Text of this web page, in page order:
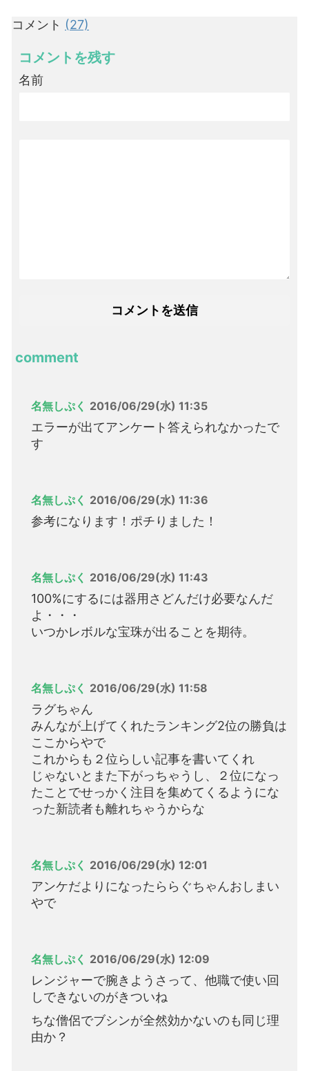
コメント (27)
コメントを残す
名前
comment
名無しぷく 2016/06/29(水) 11:35
エラーが出てアンケート答えられなかったで
す
名無しぷく 2016/06/29(水) 11:36
参考になります！ポチりました！
名無しぷく 2016/06/29(水) 11:43
100%にするには器用さどんだけ必要なんだ
よ・・・
いつかレボルな宝珠が出ることを期待。
名無しぷく 2016/06/29(水) 11:58
ラグちゃん
みんなが上げてくれたランキング2位の勝負は
ここからやで
これからも２位らしい記事を書いてくれ
じゃないとまた下がっちゃうし、２位になっ
たことでせっかく注目を集めてくるようにな
った新読者も離れちゃうからな
名無しぷく 2016/06/29(水) 12:01
アンケだよりになったららぐちゃんおしまい
やで
名無しぷく 2016/06/29(水) 12:09
レンジャーで腕きようさって、他職で使い回
しできないのがきついね
ちな僧侶でブシンが全然効かないのも同じ理
由か？